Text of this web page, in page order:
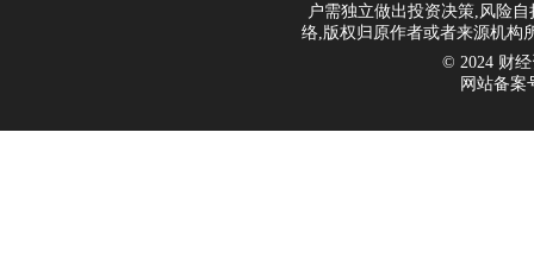
户需独立做出投资决策,风险
络,版权归原作者或者来源机构
© 2024 财经
网站备案